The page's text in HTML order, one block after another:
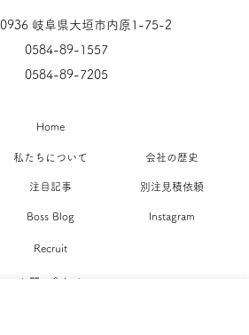
岐阜県大垣市内原1-75-2
0584-89-1557
0584-89-7205
Home
私たちについて 会社の歴史
注目記事 別注見積依頼
Boss Blog Instagram
Recruit
お問い合わせ